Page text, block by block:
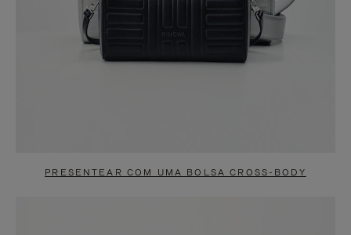
PRESENTEAR COM UMA BOLSA CROSS-BODY